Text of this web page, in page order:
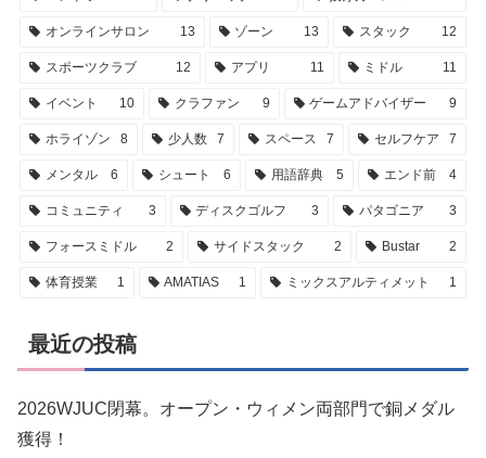
オンラインサロン 13 ゾーン 13 スタック 12
スポーツクラブ 12 アプリ 11 ミドル 11
イベント 10 クラファン 9 ゲームアドバイザー 9
ホライゾン 8 少人数 7 スペース 7 セルフケア 7
メンタル 6 シュート 6 用語辞典 5 エンド前 4
コミュニティ 3 ディスクゴルフ 3 パタゴニア 3
フォースミドル 2 サイドスタック 2 Bustar 2
体育授業 1 AMATIAS 1 ミックスアルティメット 1
最近の投稿
2026WJUC閉幕。オープン・ウィメン両部門で銅メダル
獲得！